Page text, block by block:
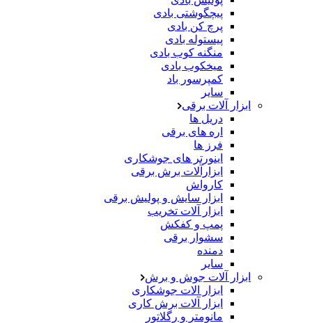
پیچگوشتی بادی
پرچ کن بادی
پیستوله بادی
منگنه کوب بادی
میخکوب بادی
کمپرسور باد
سایر
ابزار آلات برقی
دریل ها
اره های برقی
فرز ها
اینورتر های جوشکاری
ابزارآلات برش برقی
کارواش
ابزار سایش و پولیش برقی
ابزار آلات تخریب
پمپ و کفکش
سشوار برقی
دمنده
سایر
ابزار آلات جوش و برش
ابزار الات جوشکاری
ابزار آلات برش کاری
مانومتر و رگلاتور